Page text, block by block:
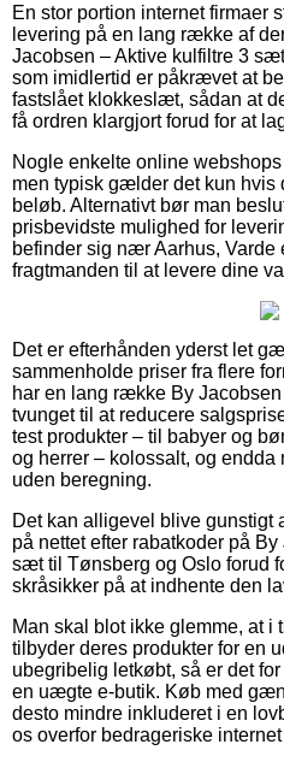
En stor portion internet firmaer
levering på en lang række af
Jacobsen – Aktive kulfiltre 3
som imidlertid er påkrævet at
fastslået klokkeslæt, sådan at
få ordren klargjort forud for at
Nogle enkelte online
men typisk gælder det kun
beløb. Alternativt bør man
prisbevidste mulighed for
befinder sig nær Aarhus, Varde
fragtmanden til at levere dine
Det er efterhånden yderst let
sammenholde priser fra flere
har en lang række By
tvunget til at reducere
test produkter – til babyer og
og herrer – kolossalt, og
uden beregning.
Det kan alligevel blive gunstigt
på nettet efter rabatkoder på
sæt til Tønsberg og Oslo forud
skråsikker på at indhente den
Man skal blot ikke glemme, at
tilbyder deres produkter for en
ubegribelig letkøbt, så er det
en uægte e-butik. Køb med
desto mindre inkluderet i en
os overfor bedrageriske